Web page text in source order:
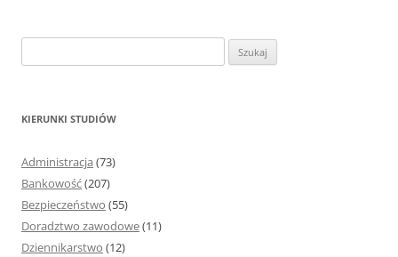
z
KIERUNKI STUDIÓW
Administracja (73)
Bankowość(207)
Bezpieczeństwo (55)
Doradztwo zawodowe(11)
Dziennikarstwo (12)